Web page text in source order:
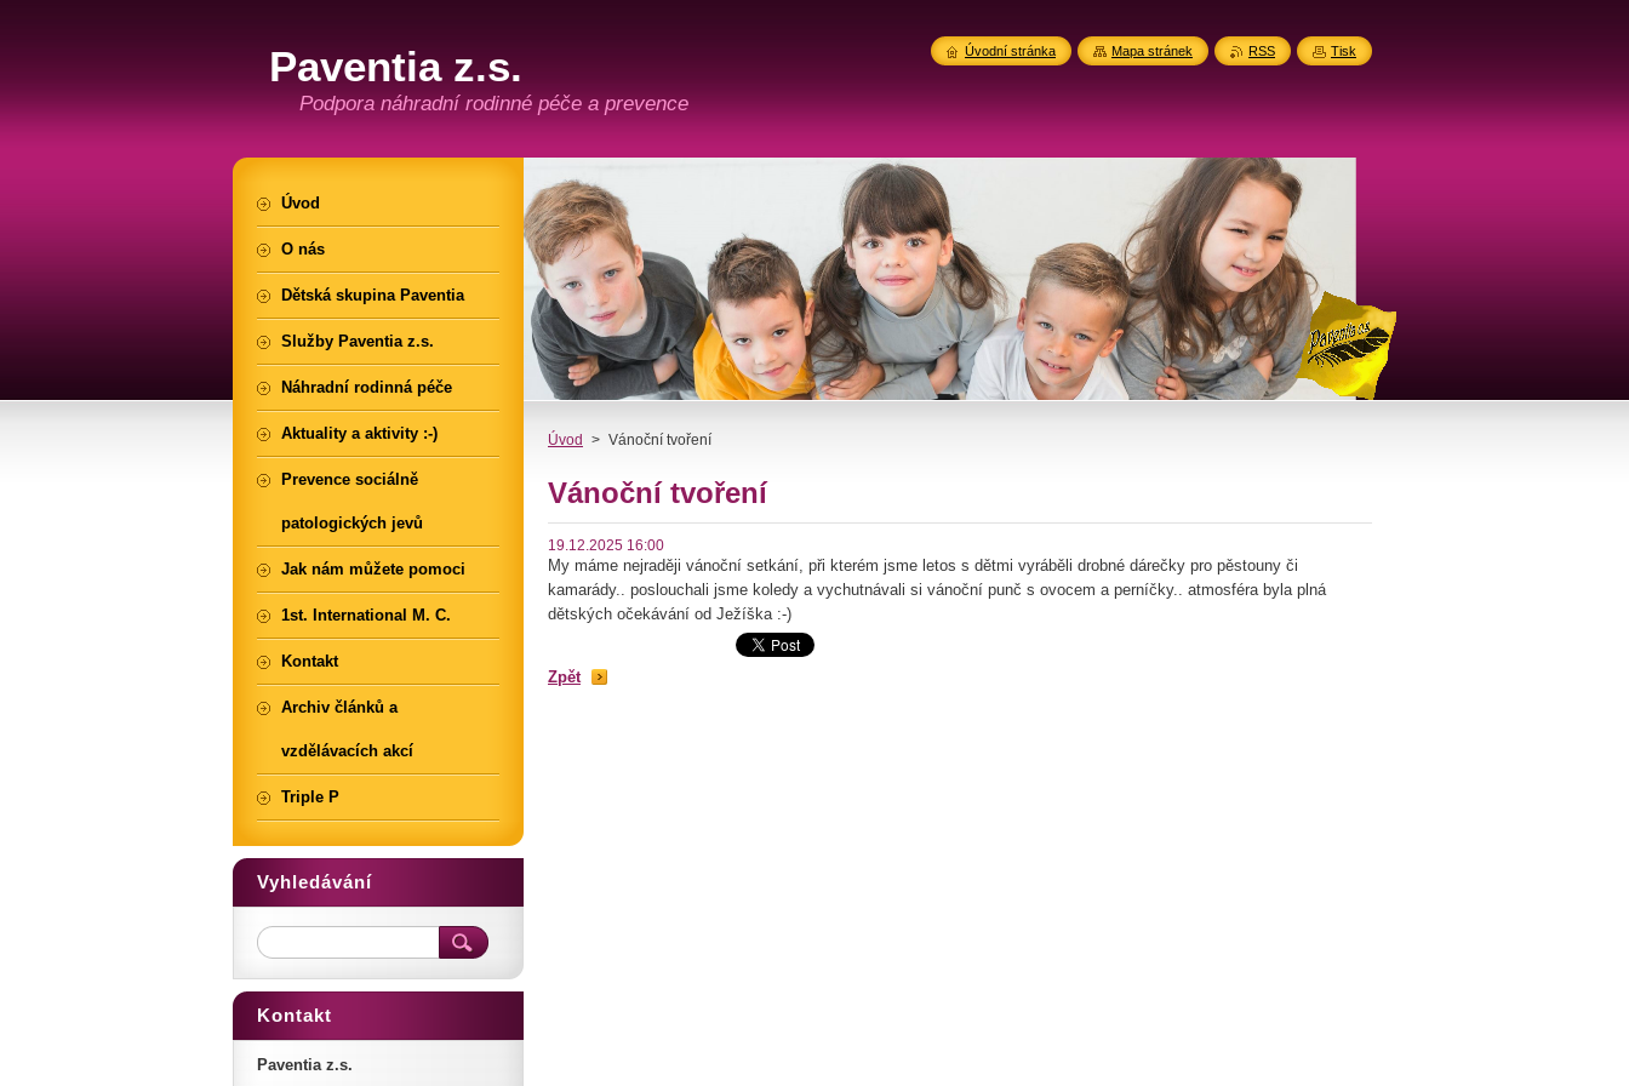
Paventia z.s.
Podpora náhradní rodinné péče a prevence
Úvod > Vánoční tvoření
Vánoční tvoření
19.12.2025 16:00
My máme nejraději vánoční setkání, při kterém jsme letos s dětmi vyráběli drobné dárečky pro pěstouny či
kamarády.. poslouchali jsme koledy a vychutnávali si vánoční punč s ovocem a perníčky.. atmosféra byla plná
dětských očekávání od Ježíška :-)
Zpět
Úvod
O nás
Dětská skupina Paventia
Služby Paventia z.s.
Náhradní rodinná péče
Aktuality a aktivity :-)
Prevence sociálně
patologických jevů
Jak nám můžete pomoci
1st. International M. C.
Kontakt
Archiv článků a
vzdělávacích akcí
Triple P
Vyhledávání
Kontakt
Paventia z.s.
Úvodní stránka Mapa stránek RSS Tisk